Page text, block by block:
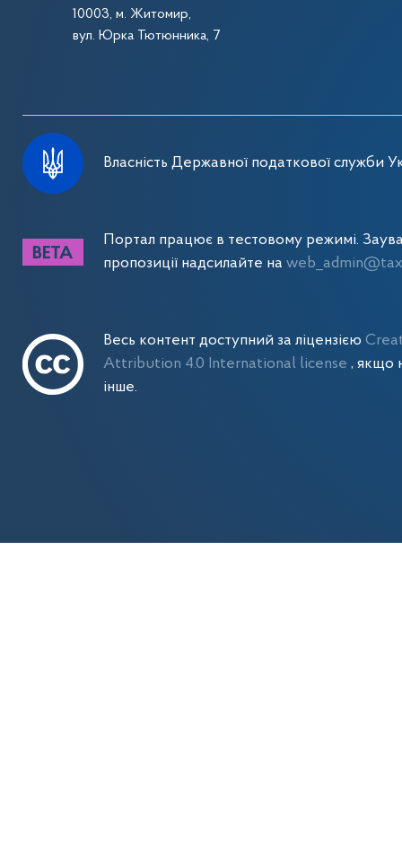
10003, м. Житомир,
вул. Юрка Тютюнника, 7
Власність Державної податкової служби
Портал працює в тестовому режимі.
пропозиції надсилайте на
Весь контент доступний за ліцензією
Attribution 4.0 International license , якщо
інше.